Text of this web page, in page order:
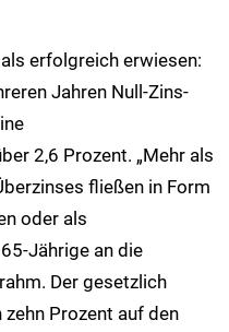
erfolgreich erwiesen:
Jahren Null-Zins-
2,6 Prozent. „Mehr als
fließen in Form
oder als
Jährige an die
Der gesetzlich
Prozent auf den